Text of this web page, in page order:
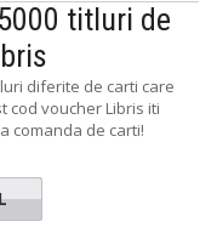
titluri de
diferite de carti care
cod voucher Libris iti
comanda de carti!